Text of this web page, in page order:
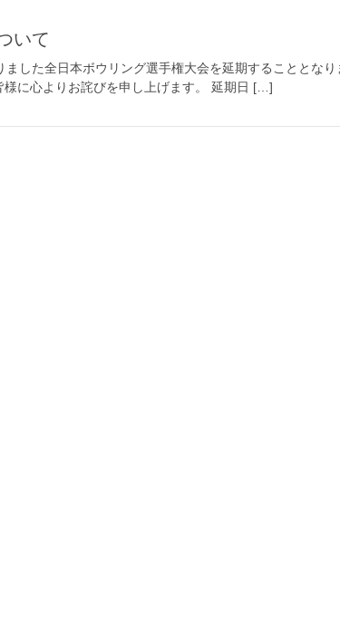
いて
した全日本ボウリング選手権大会を延期することとなり
に心よりお詫びを申し上げます。 延期日 […]